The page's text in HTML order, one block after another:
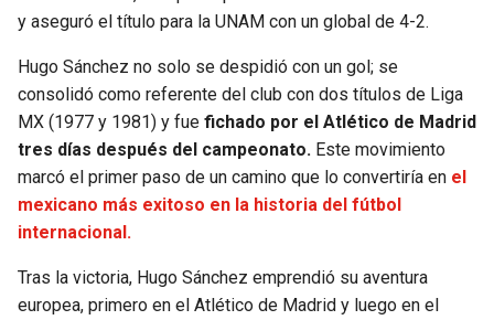
y aseguró el título para la UNAM con un global de 4-2.
Hugo Sánchez no solo se despidió con un gol; se
consolidó como referente del club con dos títulos de Liga
MX (1977 y 1981) y fue fichado por el Atlético de Madrid
tres días después del campeonato. Este movimiento
marcó el primer paso de un camino que lo convertiría en el
mexicano más exitoso en la historia del fútbol
internacional.
Tras la victoria, Hugo Sánchez emprendió su aventura
europea, primero en el Atlético de Madrid y luego en el